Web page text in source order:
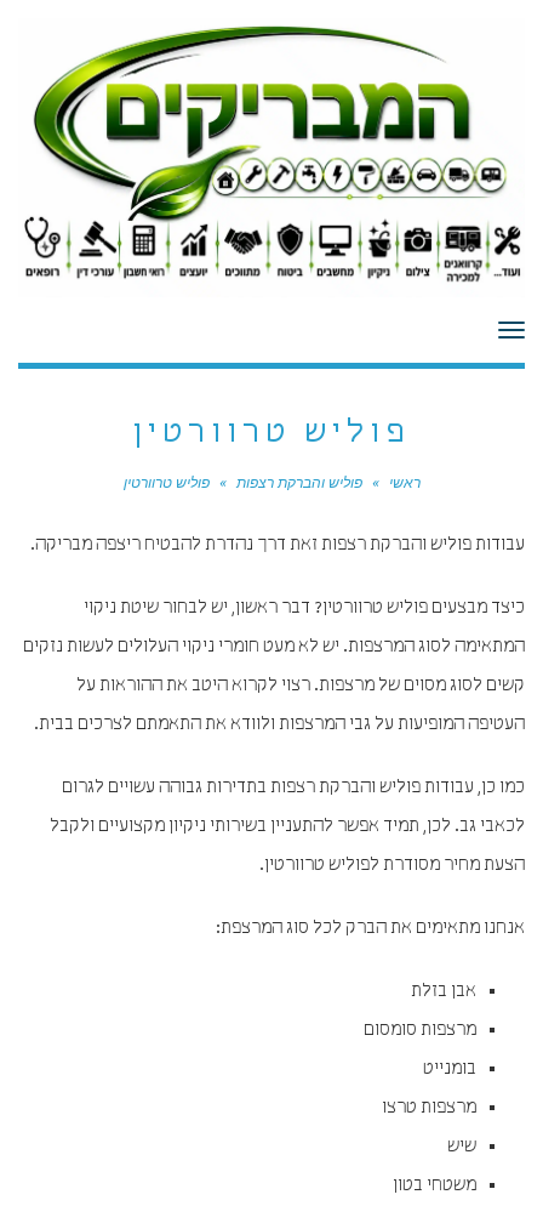
תפריט
פוליש טרוורטין
ראשי » פוליש והברקת רצפות » פוליש טרוורטין
עבודות פוליש והברקת רצפות זאת דרך נהדרת להבטיח ריצפה מבריקה.
כיצד מבצעים פוליש טרוורטין? דבר ראשון, יש לבחור שיטת ניקוי
המתאימה לסוג המרצפות. יש לא מעט חומרי ניקוי העלולים לעשות נזקים
קשים לסוג מסוים של מרצפות. רצוי לקרוא היטב את ההוראות על
העטיפה המופיעות על גבי המרצפות ולוודא את התאמתם לצרכים בבית.
כמו כן, עבודות פוליש והברקת רצפות בתדירות גבוהה עשויים לגרום
לכאבי גב. לכן, תמיד אפשר להתעניין בשירותי ניקיון מקצועיים ולקבל
הצעת מחיר מסודרת לפוליש טרוורטין.
אנחנו מתאימים את הברק לכל סוג המרצפת:
אבן בזלת
מרצפות סומסום
בומנייט
מרצפות טרצו
שיש
משטחי בטון